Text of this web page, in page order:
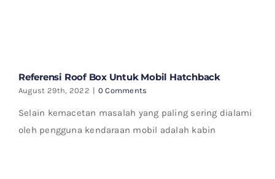
Referensi Roof Box Untuk Mobil Hatchback
August 29th, 2022 | 0 Comments
Selain kemacetan masalah yang paling sering dialami
oleh pengguna kendaraan mobil adalah kabin